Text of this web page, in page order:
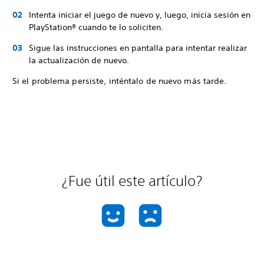
Intenta iniciar el juego de nuevo y, luego, inicia sesión en
PlayStation® cuando te lo soliciten.
Sigue las instrucciones en pantalla para intentar realizar
la actualización de nuevo.
Si el problema persiste, inténtalo de nuevo más tarde.
¿Fue útil este artículo?